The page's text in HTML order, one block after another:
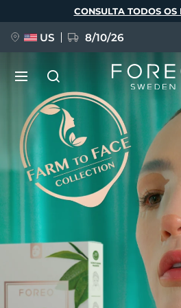
principal
CONSULTA TODOS OS
US 8/10/26
As
NOVIDADE
FAQ™ Pure Beauty-Tech
BREAKING NEWS
issa™ Teeth Whitening Set
Idioma
English Deutsch
Italiano
Svenska
Türkçe
简体中文